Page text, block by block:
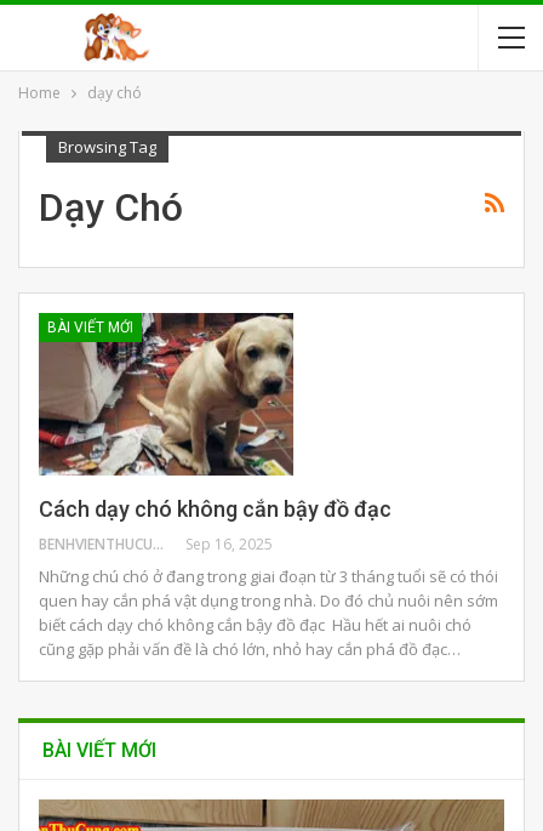
Home dạy chó
Browsing Tag
Dạy Chó
BÀI VIẾT MỚI
Cách dạy chó không cắn bậy đồ đạc
BENHVIENTHUCUNG Sep 16, 2025
Những chú chó ở đang trong giai đoạn từ 3 tháng tuổi sẽ có thói
quen hay cắn phá vật dụng trong nhà. Do đó chủ nuôi nên sớm
biết cách dạy chó không cắn bậy đồ đạc Hầu hết ai nuôi chó
cũng gặp phải vấn đề là chó lớn, nhỏ hay cắn phá đồ đạc…
BÀI VIẾT MỚI